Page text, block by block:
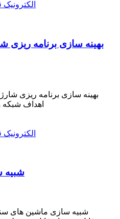
بهینه سازی برنامه ریزی
بهینه سازی برنامه ریزی
اهداف شبکه
شبیه
شبیه سازی ماشین های